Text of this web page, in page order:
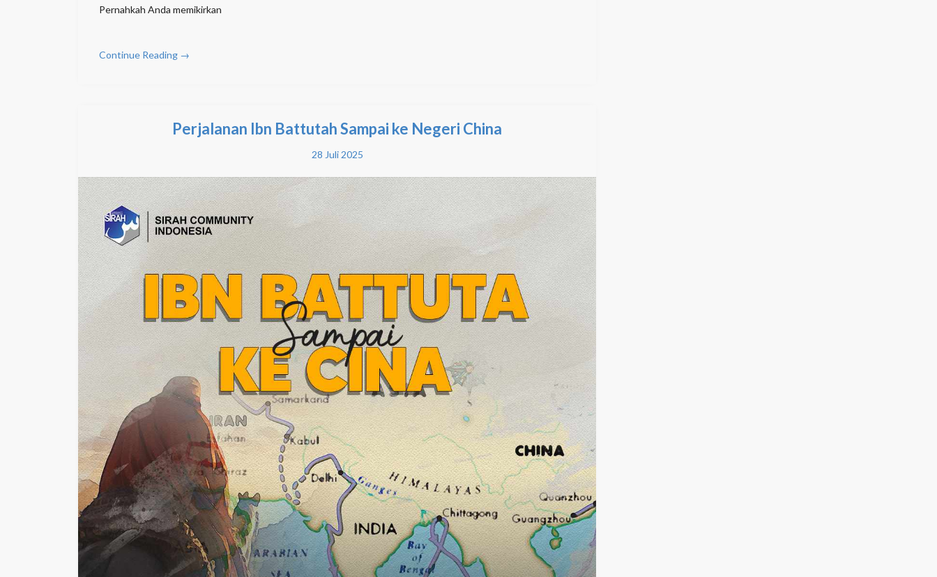
Pernahkah Anda memikirkan
Continue Reading →
Perjalanan Ibn Battutah Sampai ke Negeri China
28 Juli 2025